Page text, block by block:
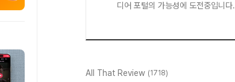
디어 포털의 가능성에 도전중입니다.
All That Review (1718)